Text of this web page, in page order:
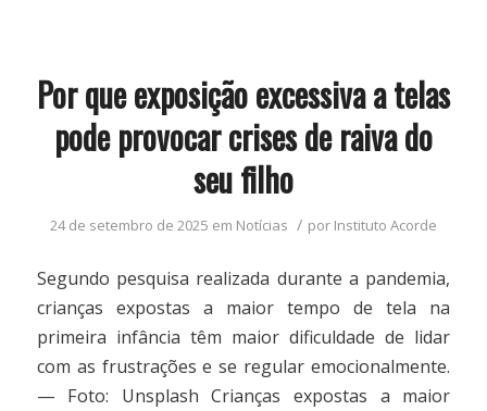
Por que exposição excessiva a telas
pode provocar crises de raiva do
seu filho
24 de setembro de 2025 em Notícias / por Instituto Acorde
Segundo pesquisa realizada durante a pandemia,
crianças expostas a maior tempo de tela na
primeira infância têm maior dificuldade de lidar
com as frustrações e se regular emocionalmente.
— Foto: Unsplash Crianças expostas a maior